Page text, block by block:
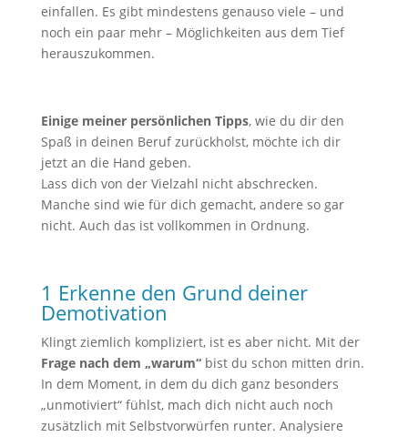
einfallen. Es gibt mindestens genauso viele – und
noch ein paar mehr – Möglichkeiten aus dem Tief
herauszukommen.
Einige meiner persönlichen Tipps, wie du dir den
Spaß in deinen Beruf zurückholst, möchte ich dir
jetzt an die Hand geben.
Lass dich von der Vielzahl nicht abschrecken.
Manche sind wie für dich gemacht, andere so gar
nicht. Auch das ist vollkommen in Ordnung.
1 Erkenne den Grund deiner
Demotivation
Klingt ziemlich kompliziert, ist es aber nicht. Mit der
Frage nach dem „warum“bist du schon mitten drin.
In dem Moment, in dem du dich ganz besonders
„unmotiviert“ fühlst, mach dich nicht auch noch
zusätzlich mit Selbstvorwürfen runter. Analysiere